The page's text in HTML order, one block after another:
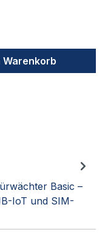
Warenkorb
Basic –
IoT und SIM-